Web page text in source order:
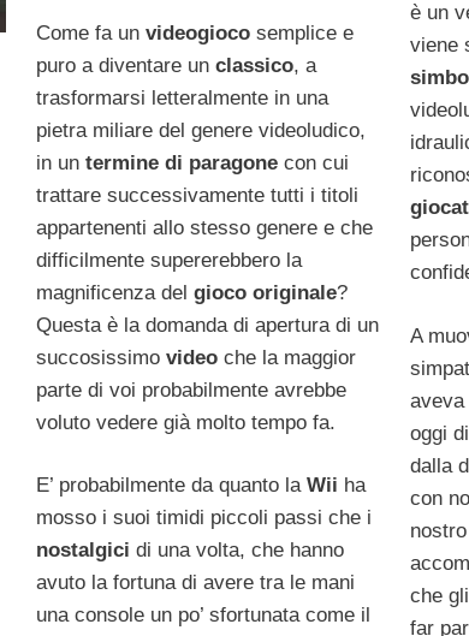
è un
viene
A
oggi
dalla
con
che
far
Come fa un videogioco semplice e
puro a diventare un classico, a
trasformarsi letteralmente in una
pietra miliare del genere videoludico,
in un termine di paragone con cui
trattare successivamente tutti i titoli
appartenenti allo stesso genere e che
difficilmente supererebbero la
magnificenza del gioco originale?
Questa è la domanda di apertura di un
succosissimo video che la maggior
parte di voi probabilmente avrebbe
voluto vedere già molto tempo fa.
E’ probabilmente da quanto la Wii ha
mosso i suoi timidi piccoli passi che i
nostalgici di una volta, che hanno
avuto la fortuna di avere tra le mani
una console un po’ sfortunata come il